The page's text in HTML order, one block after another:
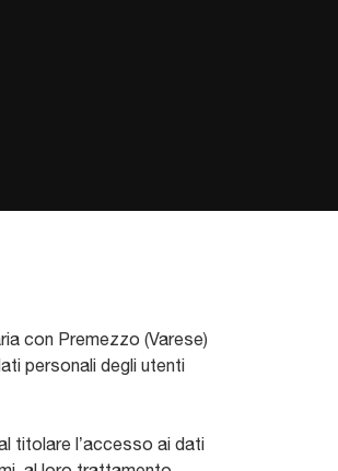
con Premezzo (Varese)
personali degli utenti
titolare l’accesso ai dati